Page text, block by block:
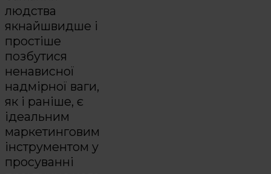
людства
якнайшвидше і
простіше
позбутися
ненависної
надмірної ваги,
як і раніше, є
ідеальним
маркетинговим
інструментом у
просуванні